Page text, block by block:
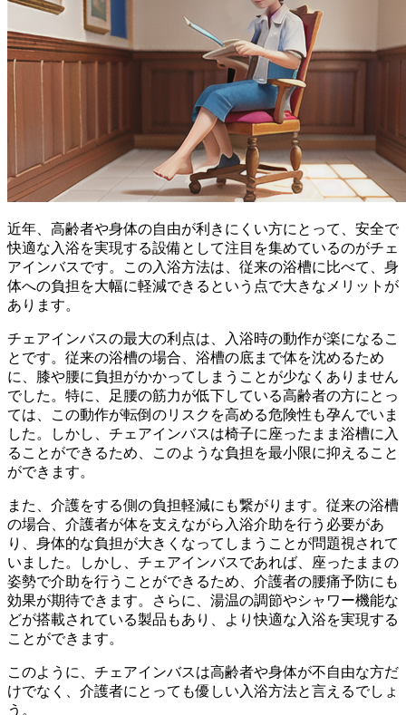
近年、高齢者や身体の自由が利きにくい方にとって、安全で
快適な入浴を実現する設備として注目を集めているのがチェ
アインバスです。この入浴方法は、従来の浴槽に比べて、 身
体への負担を大幅に軽減できる という点で大きなメリットが
あります。
チェアインバスの最大の利点は、 入浴時の動作が楽になるこ
とです。従来の浴槽の場合、浴槽の底まで体を沈めるため
に、膝や腰に負担がかかってしまうことが少なくありません
でした。特に、足腰の筋力が低下している高齢者の方にとっ
ては、この動作が転倒のリスクを高める危険性も孕んでいま
した。しかし、チェアインバスは椅子に座ったまま浴槽に入
ることができるため、このような負担を最小限に抑えること
ができます。
また、 介護をする側の負担軽減にも繋がります。従来の浴槽
の場合、介護者が体を支えながら入浴介助を行う必要があ
り、身体的な負担が大きくなってしまうことが問題視されて
いました。しかし、チェアインバスであれば、座ったままの
姿勢で介助を行うことができるため、介護者の腰痛予防にも
効果が期待できます。さらに、 湯温の調節やシャワー機能な
どが搭載されている製品もあり、より快適な入浴を実現する
ことができます。
このように、チェアインバスは高齢者や身体が不自由な方だ
けでなく、介護者にとっても優しい入浴方法と言えるでしょ
う。